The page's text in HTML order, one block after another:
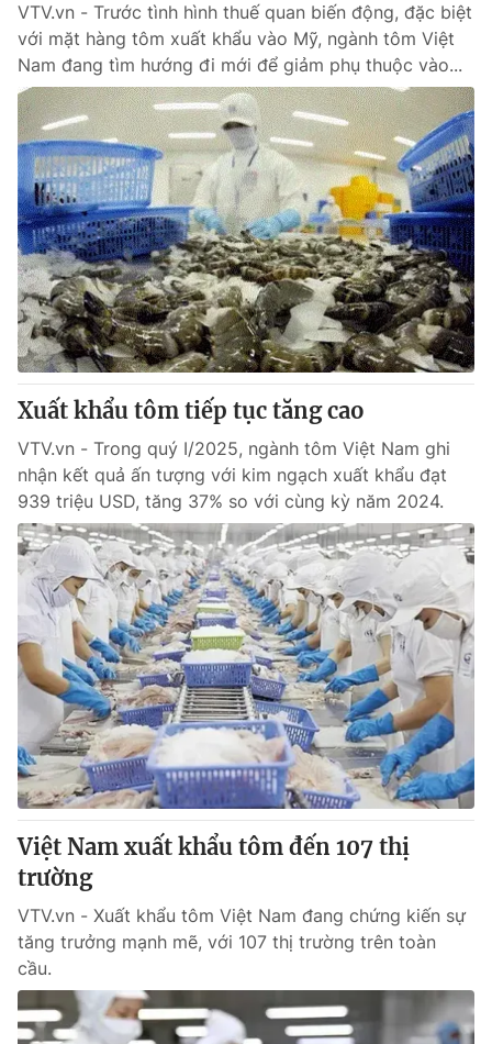
VTV.vn - Trước tình hình thuế quan biến động, đặc biệt
với mặt hàng tôm xuất khẩu vào Mỹ, ngành tôm Việt
Nam đang tìm hướng đi mới để giảm phụ thuộc vào...
Xuất khẩu tôm tiếp tục tăng cao
VTV.vn - Trong quý I/2025, ngành tôm Việt Nam ghi
nhận kết quả ấn tượng với kim ngạch xuất khẩu đạt
939 triệu USD, tăng 37% so với cùng kỳ năm 2024.
Việt Nam xuất khẩu tôm đến 107 thị
trường
VTV.vn - Xuất khẩu tôm Việt Nam đang chứng kiến sự
tăng trưởng mạnh mẽ, với 107 thị trường trên toàn
cầu.